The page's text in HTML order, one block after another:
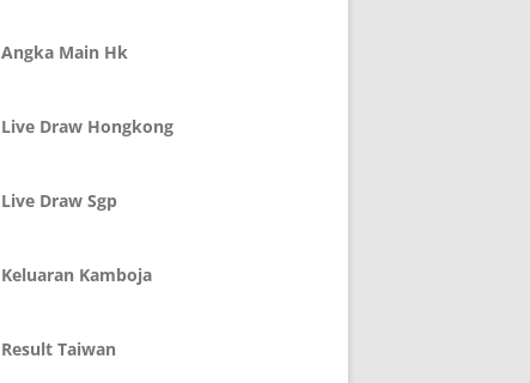
Angka Main Hk
Live Draw Hongkong
Live Draw Sgp
Keluaran Kamboja
Result Taiwan